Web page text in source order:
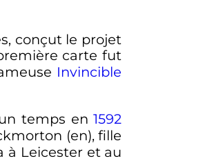
conçut le projet
carte fut
Invincible
temps en1592
(en), fille
à Leicester et au